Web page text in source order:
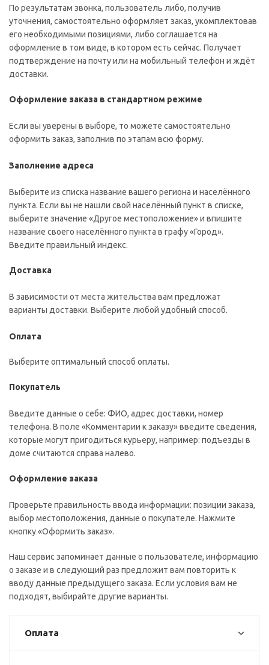
По результатам звонка, пользователь либо, получив
уточнения, самостоятельно оформляет заказ, укомплектовав
его необходимыми позициями, либо соглашается на
оформление в том виде, в котором есть сейчас. Получает
подтверждение на почту или на мобильный телефон и ждёт
доставки.
Оформление заказа в стандартном режиме
Если вы уверены в выборе, то можете самостоятельно
оформить заказ, заполнив по этапам всю форму.
Заполнение адреса
Выберите из списка название вашего региона и населённого
пункта. Если вы не нашли свой населённый пункт в списке,
выберите значение «Другое местоположение» и впишите
название своего населённого пункта в графу «Город».
Введите правильный индекс.
Доставка
В зависимости от места жительства вам предложат
варианты доставки. Выберите любой удобный способ.
Оплата
Выберите оптимальный способ оплаты.
Покупатель
Введите данные о себе: ФИО, адрес доставки, номер
телефона. В поле «Комментарии к заказу» введите сведения,
которые могут пригодиться курьеру, например: подъезды в
доме считаются справа налево.
Оформление заказа
Проверьте правильность ввода информации: позиции заказа,
выбор местоположения, данные о покупателе. Нажмите
кнопку «Оформить заказ».
Наш сервис запоминает данные о пользователе, информацию
о заказе и в следующий раз предложит вам повторить к
вводу данные предыдущего заказа. Если условия вам не
подходят, выбирайте другие варианты.
Оплата